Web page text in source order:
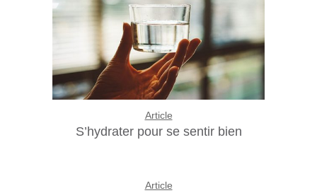
Article
S’hydrater pour se sentir bien
Article